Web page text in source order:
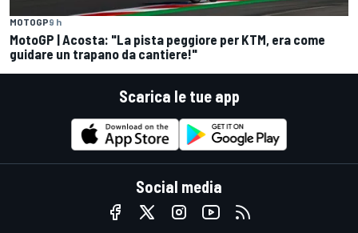
MOTOGP9 h
MotoGP | Acosta: "La pista peggiore per KTM, era come
guidare un trapano da cantiere!"
Scarica le tue app
Social media